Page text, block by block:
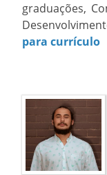
graduações,
para currículo